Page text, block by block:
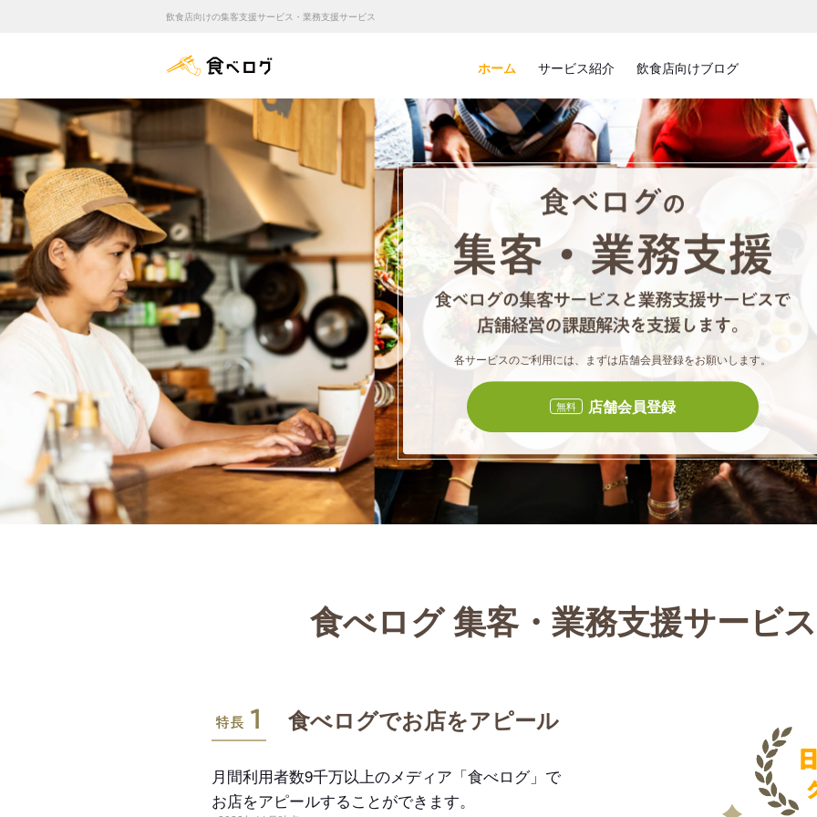
飲食店向けの集客支援サービス・業務支援サービス
ホーム サービス紹介 飲食店向けブログ
食べロ
各サービスのご利用には、まずは店舗会員登録をお願いします。
無料 店舗会員登録
食べログ 集客・業務支援サービ
特長1
食べログでお店をアピール
月間利用者数9千万以上のメディア「食べログ」で
お店をアピールすることができます。